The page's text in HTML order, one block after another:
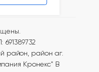
район, район аг.
Кронекс" В